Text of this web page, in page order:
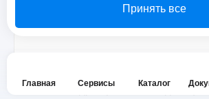
Главная Сервисы Каталог
58,9кв.м., адрес (местонахождение):
Принять все